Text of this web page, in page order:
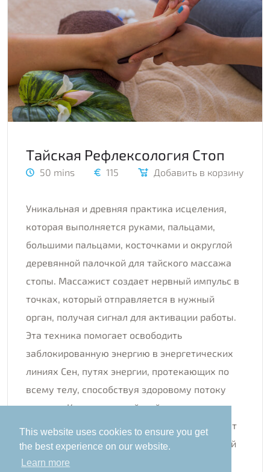
This website uses cookies to ensure you get
the best experience on our website.
Learn more
Тайская Рефлексология Стоп
50 mins 115 Добавить в корзину
Уникальная и древняя практика исцеления,
которая выполняется руками, пальцами,
большими пальцами, косточками и округлой
деревянной палочкой для тайского массажа
стопы. Массажист создает нервный импульс в
точках, который отправляется в нужный
орган, получая сигнал для активации работы.
Эта техника помогает освободить
заблокированную энергию в энергетических
линиях Сен, путях энергии, протекающих по
всему телу, способствуя здоровому потоку
энергии. Кроме того, тайский
рефлексологический массаж стопы помогает
распределить накопление кальция и мочевой
кислоты.